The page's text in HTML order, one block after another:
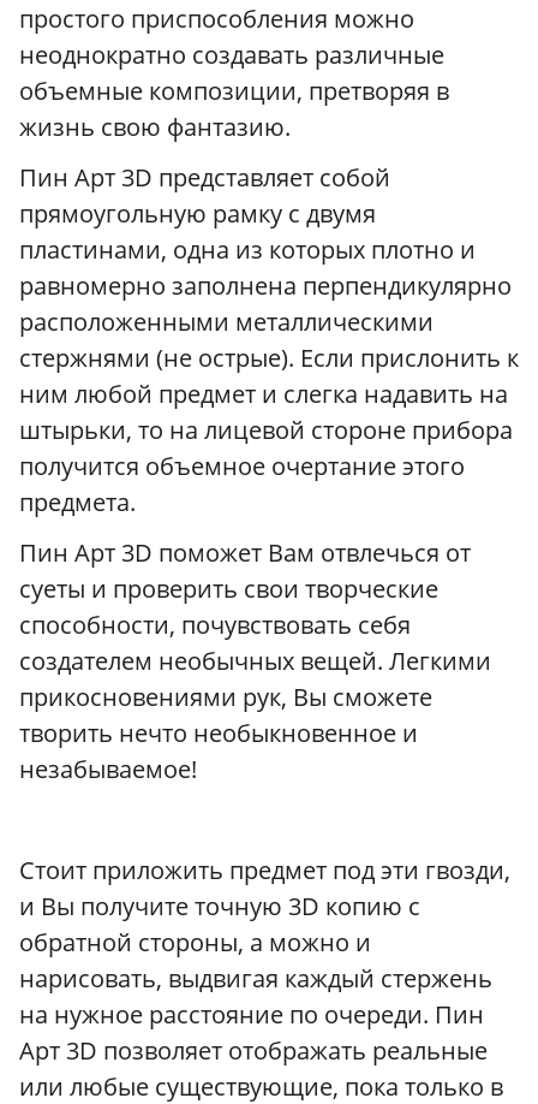
простого приспособления можно
неоднократно создавать различные
объемные композиции, претворяя в
жизнь свою фантазию.
Пин Арт 3D представляет собой
прямоугольную рамку с двумя
пластинами, одна из которых плотно и
равномерно заполнена перпендикулярно
расположенными металлическими
стержнями (не острые). Если прислонить к
ним любой предмет и слегка надавить на
штырьки, то на лицевой стороне прибора
получится объемное очертание этого
предмета.
Пин Арт 3D поможет Вам отвлечься от
суеты и проверить свои творческие
способности, почувствовать себя
создателем необычных вещей. Легкими
прикосновениями рук, Вы сможете
творить нечто необыкновенное и
незабываемое!
Стоит приложить предмет под эти гвозди,
и Вы получите точную 3D копию с
обратной стороны, а можно и
нарисовать, выдвигая каждый стержень
на нужное расстояние по очереди. Пин
Арт 3D позволяет отображать реальные
или любые существующие, пока только в